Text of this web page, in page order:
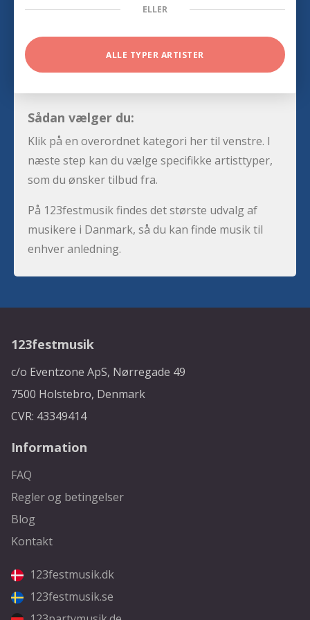
ELLER
ALLE TYPER ARTISTER
Sådan vælger du:
Klik på en overordnet kategori her til venstre. I
næste step kan du vælge specifikke artisttyper,
som du ønsker tilbud fra.
På 123festmusik findes det største udvalg af
musikere i Danmark, så du kan finde musik til
enhver anledning.
123festmusik
c/o Eventzone ApS, Nørregade 49
7500 Holstebro, Denmark
CVR: 43349414
Information
FAQ
Regler og betingelser
Blog
Kontakt
123festmusik.dk
123festmusik.se